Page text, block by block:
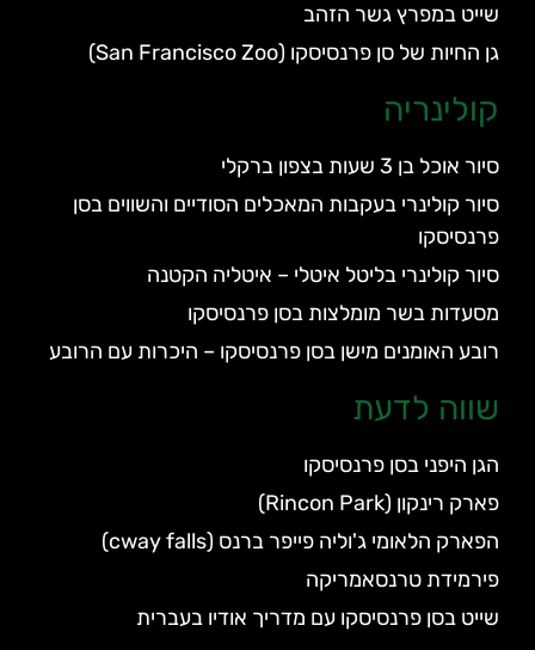
שייט במפרץ גשר הזהב
גן החיות של סן פרנסיסקו (San Francisco Zoo)
קולינריה
סיור אוכל בן 3 שעות בצפון ברקלי
סיור קולינרי בעקבות המאכלים הסודיים והשווים בסן
פרנסיסקו
סיור קולינרי בליטל איטלי – איטליה הקטנה
מסעדות בשר מומלצות בסן פרנסיסקו
רובע האומנים מישן בסן פרנסיסקו – היכרות עם הרובע
שווה לדעת
הגן היפני בסן פרנסיסקו
פארק רינקון (Rincon Park)
הפארק הלאומי ג'וליה פייפר ברנס (cway falls)
פירמידת טרנסאמריקה
שייט בסן פרנסיסקו עם מדריך אודיו בעברית